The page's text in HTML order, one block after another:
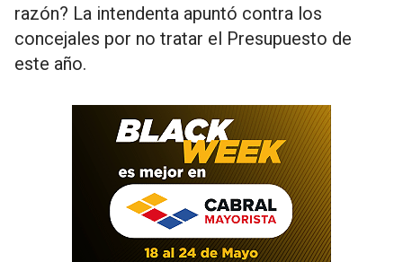
razón? La intendenta apuntó contra los
concejales por no tratar el Presupuesto de
este año.